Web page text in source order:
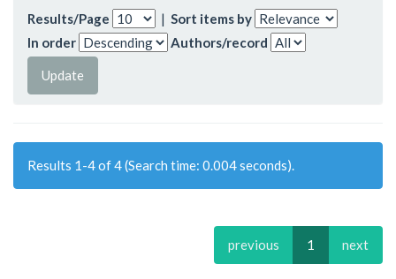
Results/Page | Sort items by
In order
Authors/record
Results 1-4 of 4 (Search time: 0.004 seconds).
previous 1 next